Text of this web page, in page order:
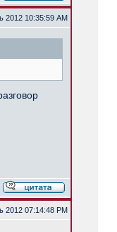
2012 10:35:59 AM
2012 07:14:48 PM